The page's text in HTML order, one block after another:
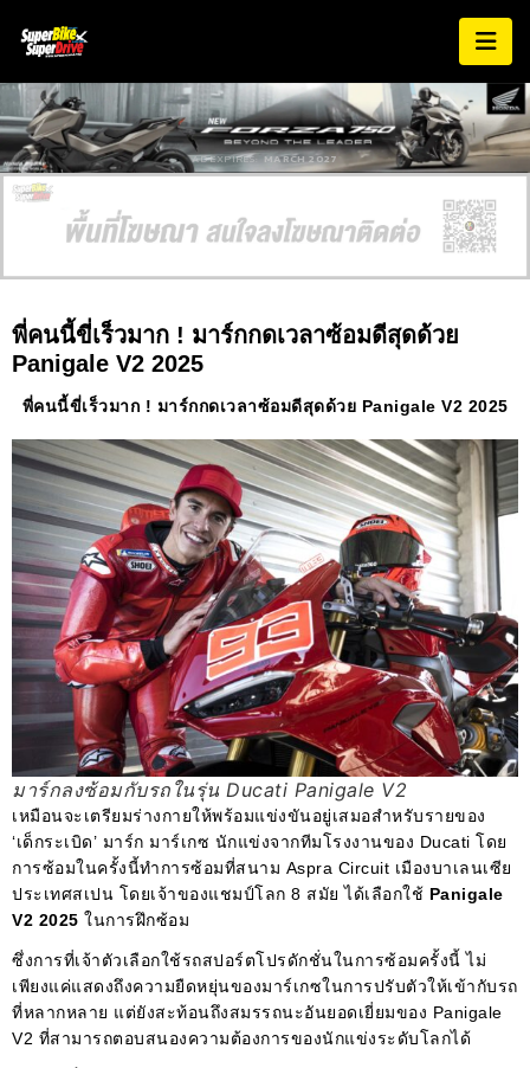
AD EXPIRES: MARCH 2027
พี่คนนี้ขี่เร็วมาก ! มาร์กกดเวลาซ้อมดีสุดด้วย
Panigale V2 2025
พี่คนนี้ขี่เร็วมาก ! มาร์กกดเวลาซ้อมดีสุดด้วย Panigale V2 2025
มาร์กลงซ้อมกับรถในรุ่น Ducati Panigale V2
เหมือนจะเตรียมร่างกายให้พร้อมแข่งขันอยู่เสมอสำหรับรายของ
‘เด็กระเบิด’ มาร์ก มาร์เกซ นักแข่งจากทีมโรงงานของ Ducati โดย
การซ้อมในครั้งนี้ทำการซ้อมที่สนาม Aspra Circuit เมืองบาเลนเซีย
ประเทศสเปน โดยเจ้าของแชมป์โลก 8 สมัย ได้เลือกใช้ Panigale
V2 2025 ในการฝึกซ้อม
ซึ่งการที่เจ้าตัวเลือกใช้รถสปอร์ตโปรดักชั่นในการซ้อมครั้งนี้ ไม่
เพียงแค่แสดงถึงความยืดหยุ่นของมาร์เกซในการปรับตัวให้เข้ากับรถ
ที่หลากหลาย แต่ยังสะท้อนถึงสมรรถนะอันยอดเยี่ยมของ Panigale
V2 ที่สามารถตอบสนองความต้องการของนักแข่งระดับโลกได้